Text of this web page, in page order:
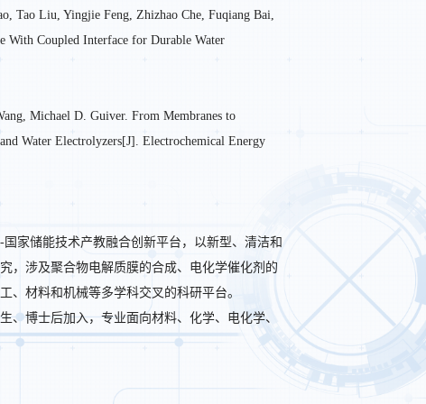
Tao Liu, Yingjie Feng, Zhizhao Che, Fuqiang Bai,
With Coupled Interface for Durable Water
Michael D. Guiver. From Membranes to
Water Electrolyzers[J]. Electrochemical Energy
家储能技术产教融合创新平台，以新型、清洁和
，涉及聚合物电解质膜的合成、电化学催化剂的
、材料和机械等多学科交叉的科研平台。
博士后加入，专业面向材料、化学、电化学、